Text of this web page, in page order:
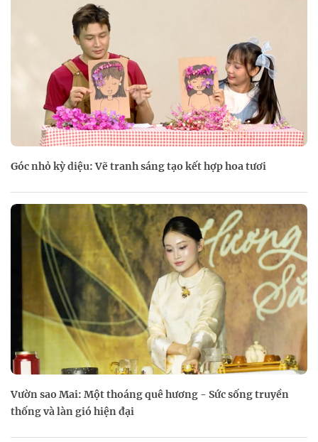
Góc nhỏ kỳ diệu: Vẽ tranh sáng tạo kết hợp hoa tươi
Vườn sao Mai: Một thoáng quê hương - Sức sống truyền
thống và làn gió hiện đại